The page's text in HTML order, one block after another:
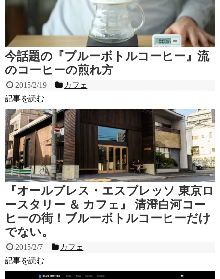
今話題の『ブルーボトルコーヒー』流
のコーヒーの煎れ方
2015/2/19
カフェ
記事を読む
『オールプレス・エスプレッソ 東京ロ
ースタリー ＆ カフェ』 清澄白河コー
ヒーの街！ブルーボトルコーヒーだけ
でない。
2015/2/7
カフェ
記事を読む